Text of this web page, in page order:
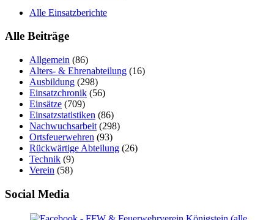
Alle Einsatzberichte
Alle Beiträge
Allgemein (86)
Alters- & Ehrenabteilung (16)
Ausbildung (298)
Einsatzchronik (56)
Einsätze (709)
Einsatzstatistiken (86)
Nachwuchsarbeit (298)
Ortsfeuerwehren (93)
Rückwärtige Abteilung (26)
Technik (9)
Verein (58)
Social Media